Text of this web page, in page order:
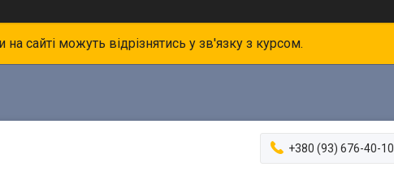
на сайті можуть відрізнятись у зв'язку з курсом.
+380 (93) 676-40-10